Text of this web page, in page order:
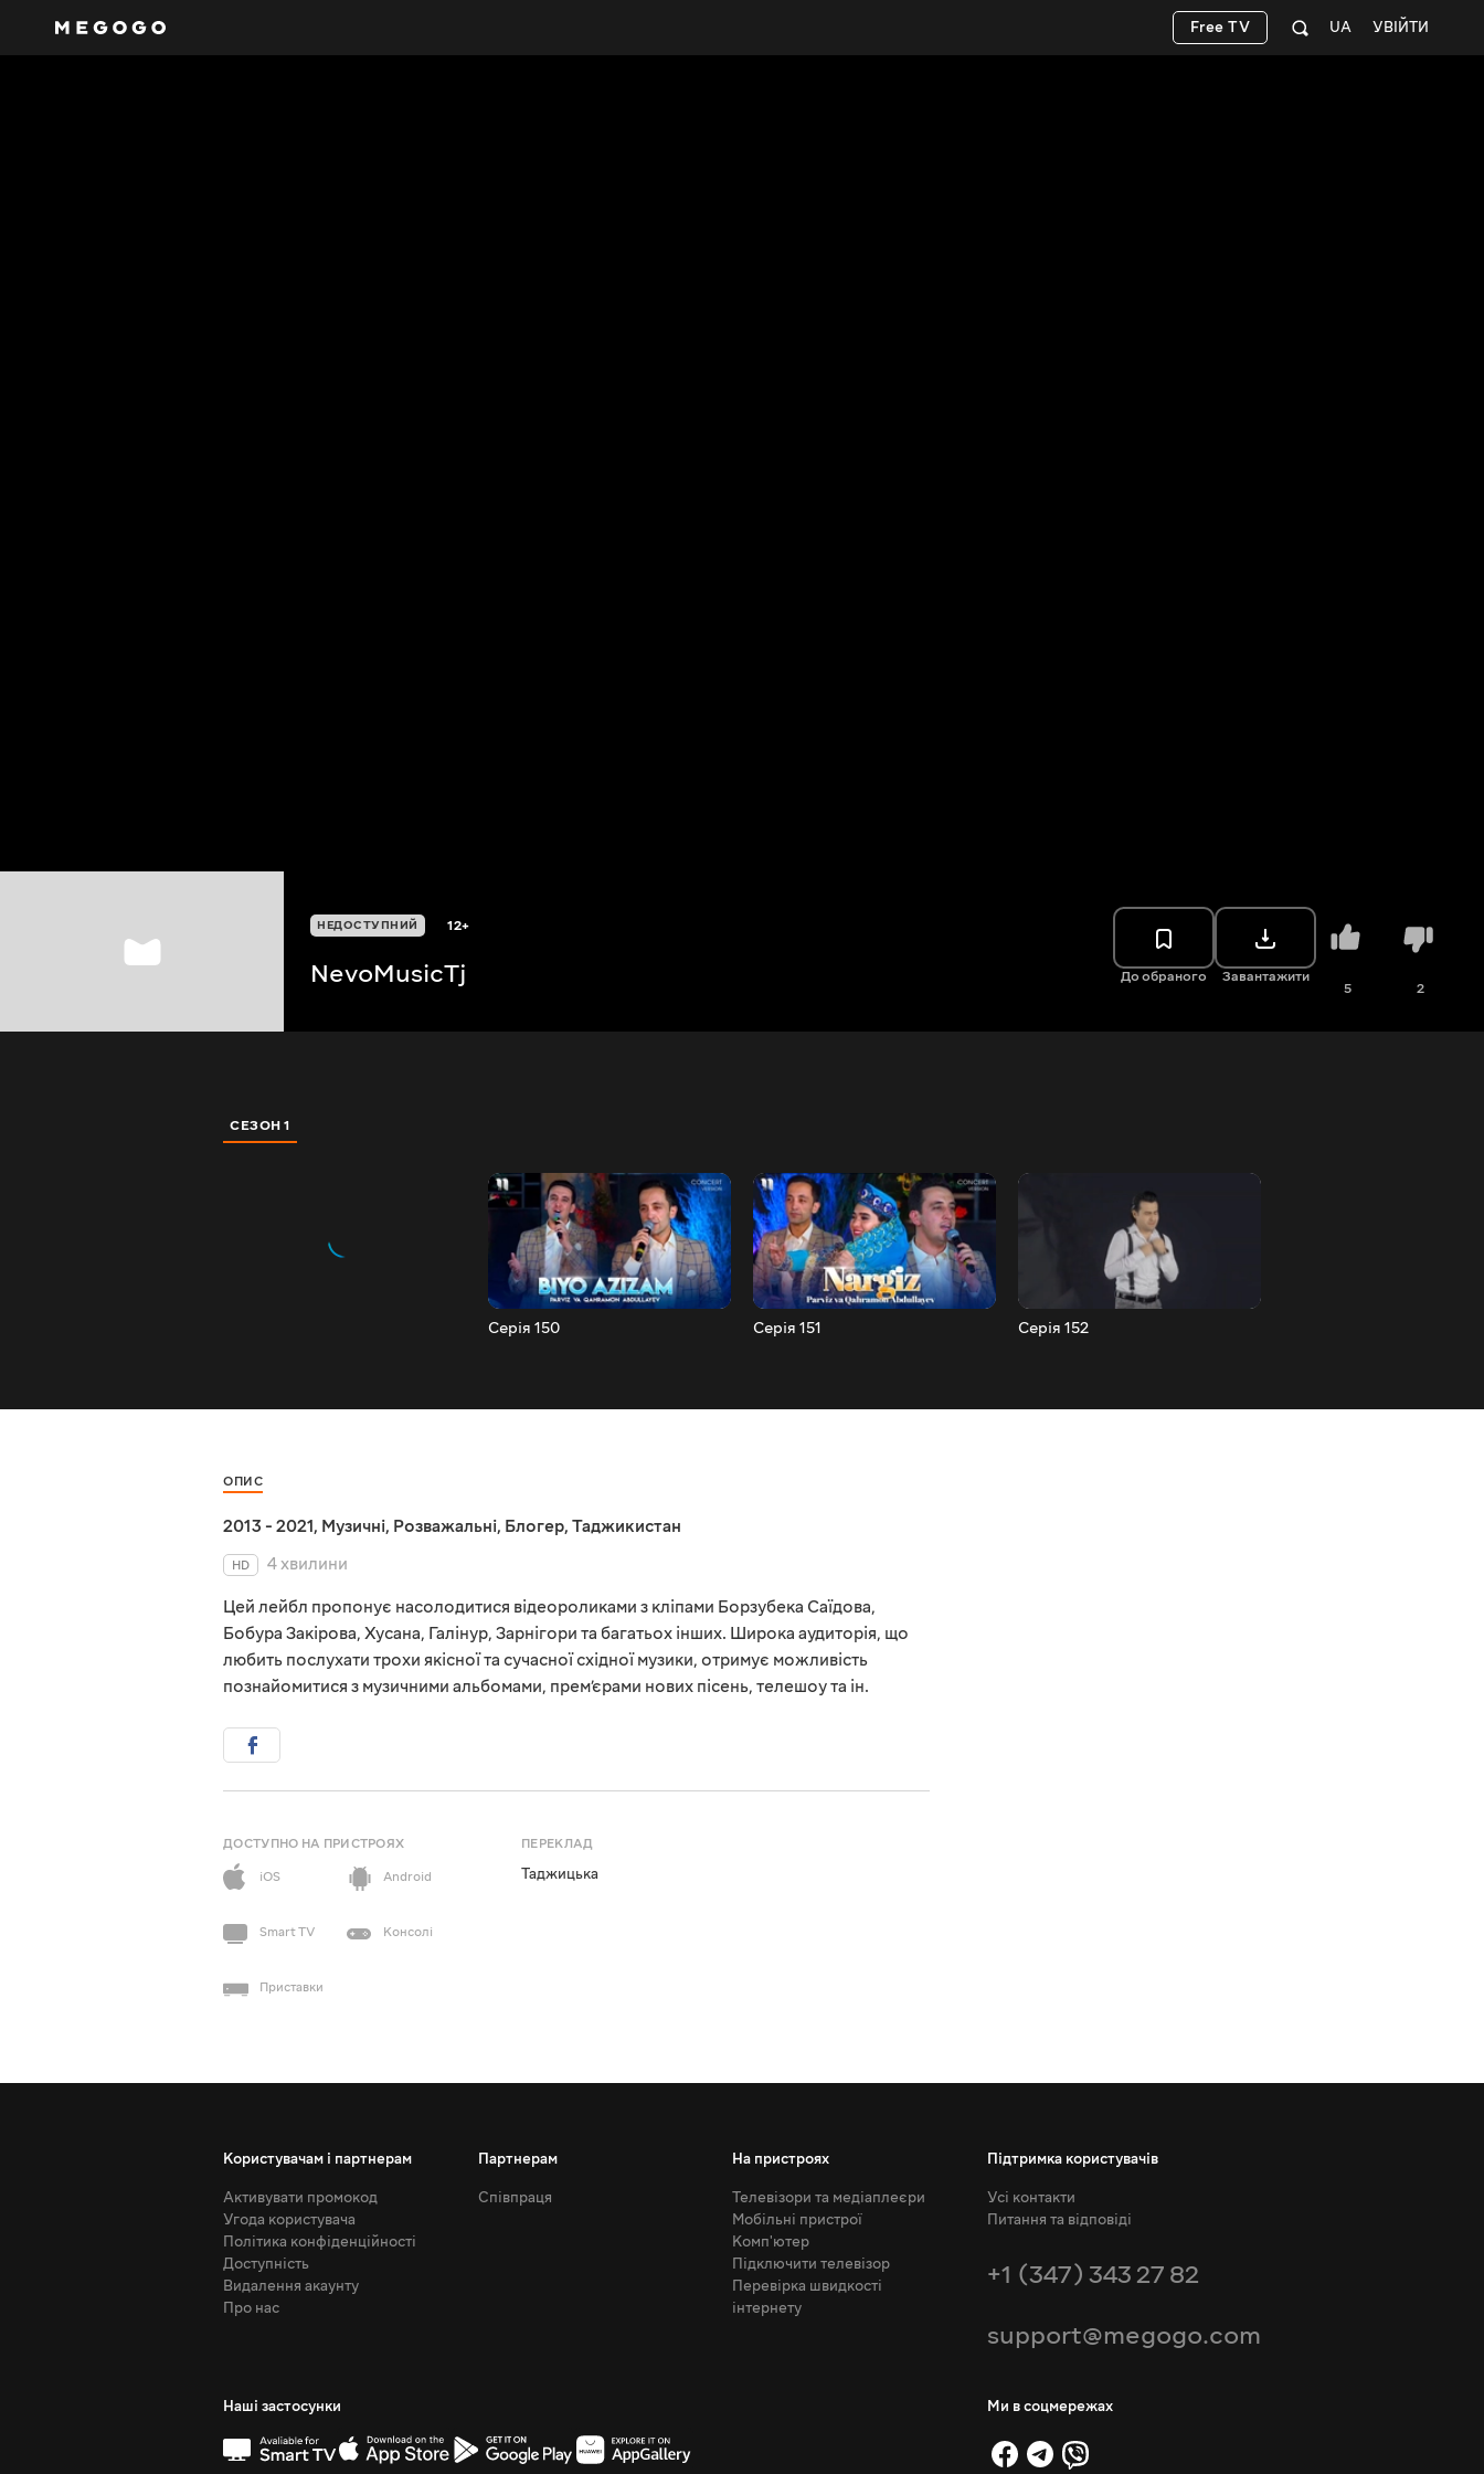
УВІЙТИ
UA
Free TV
НЕДОСТУПНИЙ 12+
NevoMusicTj До обраного Завантажити
5 2
СЕЗОН 1
Серія 150 Серія 151 Серія 152
ОПИС
2013 - 2021, Музичні, Розважальні, Блогер, Таджикистан
HD
4 хвилини
Цей лейбл пропонує насолодитися відеороликами з кліпами Борзубека Саїдова,
Бобура Закірова, Хусана, Галінур, Зарнігори та багатьох інших. Широка аудиторія, що
любить послухати трохи якісної та сучасної східної музики, отримує можливість
познайомитися з музичними альбомами, прем’єрами нових пісень, телешоу та ін.
ДОСТУПНО НА ПРИСТРОЯХ
iOS
Android
Smart TV Консолі
Приставки
ПЕРЕКЛАД
Таджицька
Користувачам і партнерам
Активувати промокод
Угода користувача
Політика конфіденційності
Доступність
Видалення акаунту
Про нас
Партнерам
Співпраця
На пристроях
Телевізори та медіаплеєри
Мобільні пристрої
Комп'ютер
Підключити телевізор
Перевірка швидкості
інтернету
Підтримка користувачів
Усі контакти
Питання та відповіді
+1 (347) 343 27 82
support@megogo.com
Наші застосунки Ми в соцмережах